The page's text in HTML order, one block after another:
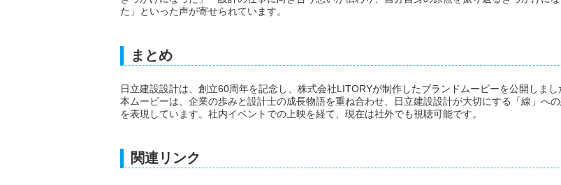
た」といった声が寄せられています。
まとめ
日立建設設計は、創立60周年を記念し、株式会社LITORYが制作したブランドムービーを公開しまし
本ムービーは、企業の歩みと設計士の成長物語を重ね合わせ、日立建設設計が大切にする「線」へ
を表現しています。社内イベントでの上映を経て、現在は社外でも視聴可能です。
関連リンク